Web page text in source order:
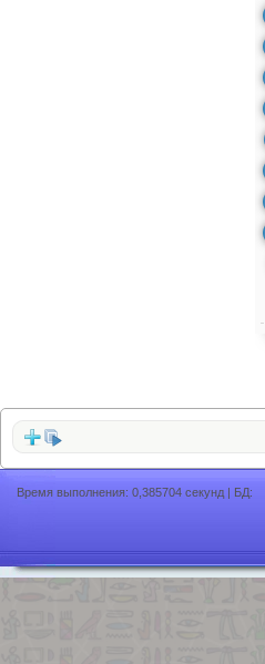
Время выполнения: 0,385704 секунд | БД: